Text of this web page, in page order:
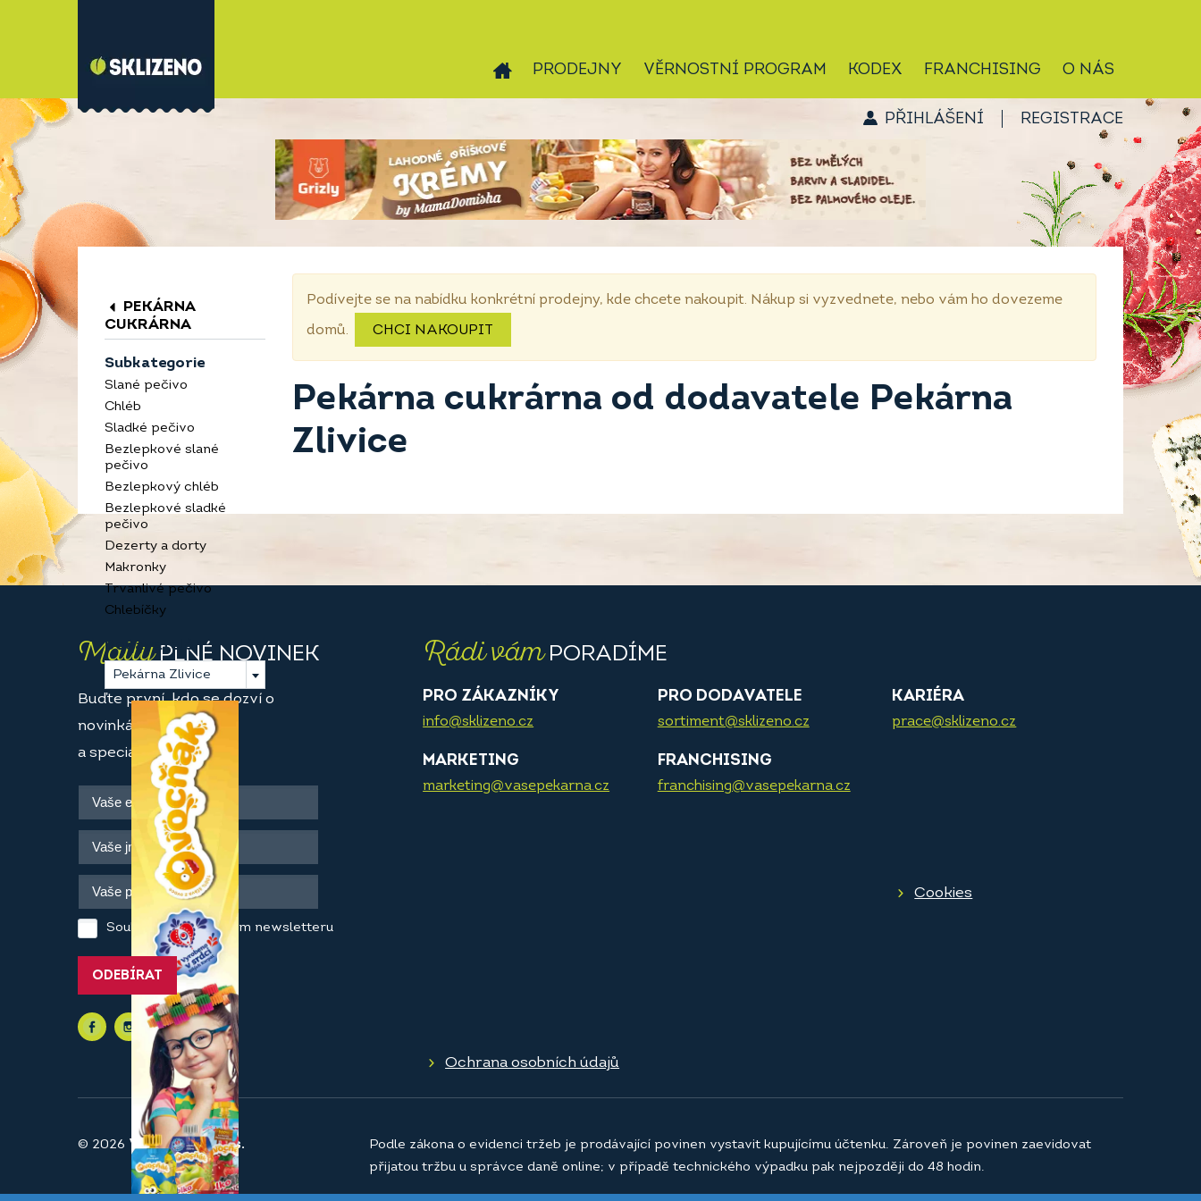
PRODEJNY VĚRNOSTNÍ PROGRAM KODEX FRANCHISING O NÁS
PŘIHLÁŠENÍ REGISTRACE
PEKÁRNA
CUKRÁRNA
Subkategorie
Slané pečivo
Chléb
Sladké pečivo
Bezlepkové slané
pečivo
Bezlepkový chléb
Bezlepkové sladké
pečivo
Dezerty a dorty
Makronky
Trvanlivé pečivo
Chlebíčky
Dodavatelé
Pekárna Zlivice
Podívejte se na nabídku konkrétní prodejny, kde chcete nakoupit. Nákup si vyzvednete, nebo vám ho dovezeme
domů. CHCI NAKOUPIT
Pekárna cukrárna od dodavatele Pekárna
Zlivice
MailyPLNÉ NOVINEK
Buďte první, kdo se dozví o
novinkách
a speciálních akcích.
Souhlasím se zasíláním newsletteru
ODEBÍRAT
Rádi vámPORADÍME
PRO ZÁKAZNÍKY
info@sklizeno.cz
PRO DODAVATELE
sortiment@sklizeno.cz
KARIÉRA
prace@sklizeno.cz
MARKETING
marketing@vasepekarna.cz
FRANCHISING
franchising@vasepekarna.cz
Cookies
Ochrana osobních údajů
© 2026 Vaše pekárna a.s.
Podle zákona o evidenci tržeb je prodávající povinen vystavit kupujícímu účtenku. Zároveň je povinen zaevidovat
přijatou tržbu u správce daně online; v případě technického výpadku pak nejpozději do 48 hodin.